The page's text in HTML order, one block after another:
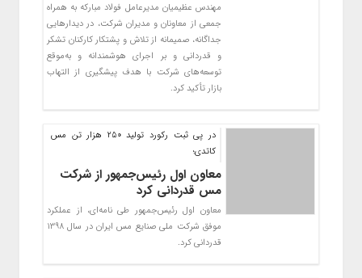
مهندس عظیمیان مدیرعامل فولاد مبارکه به همراه
جمعی از معاونان و مدیران شرکت، در دیدارهایی
جداگانه، صمیمانه‌ از تلاش و پشتکار کارکنان تشکر
و قدردانی و بر اجرای هوشمندانه و به‌موقع
توسعه‌های شرکت با هدف پیشگیری از التهاب
بازار تأکید کرد.
در پی ثبت رکورد تولید 250 هزار تن مس
کاتدی؛
معاون اول رئیس‌جمهور از شرکت
مس قدردانی کرد
معاون اول رئیس‌جمهور طی نامه‌ای، از عملکرد
موفق شرکت ملی صنایع مس ایران در سال 1398
قدردانی کرد.